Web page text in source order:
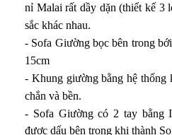
nỉ Malai rất dầy dặn (thiết kế 3
sắc khác nhau.
- Sofa Giường bọc bên trong
15cm
- Khung giường bằng hệ thống
chắn và bền.
- Sofa Giường có 2 tay bằng
được dấu bên trong khi thành